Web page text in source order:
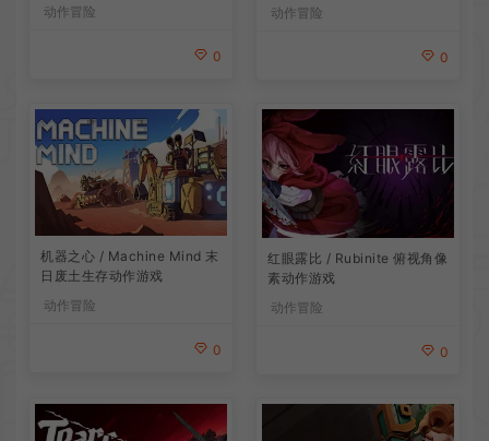
动作冒险
0
动作冒险
0
机器之心 / Machine Mind 末
日废土生存动作游戏
动作冒险
0
红眼露比 / Rubinite 俯视角像
素动作游戏
动作冒险
0